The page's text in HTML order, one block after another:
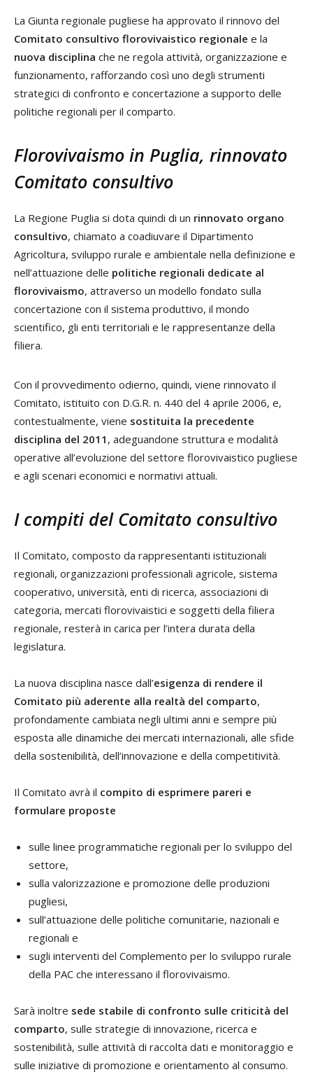
La Giunta regionale pugliese ha approvato il rinnovo del
Comitato consultivo florovivaistico regionale e la
nuova disciplina che ne regola attività, organizzazione e
funzionamento, rafforzando così uno degli strumenti
strategici di confronto e concertazione a supporto delle
politiche regionali per il comparto.
Florovivaismo in Puglia, rinnovato
Comitato consultivo
La Regione Puglia si dota quindi di un rinnovato organo
consultivo, chiamato a coadiuvare il Dipartimento
Agricoltura, sviluppo rurale e ambientale nella definizione e
nell’attuazione delle politiche regionali dedicate al
florovivaismo, attraverso un modello fondato sulla
concertazione con il sistema produttivo, il mondo
scientifico, gli enti territoriali e le rappresentanze della
filiera.
Con il provvedimento odierno, quindi, viene rinnovato il
Comitato, istituito con D.G.R. n. 440 del 4 aprile 2006, e,
contestualmente, viene sostituita la precedente
disciplina del 2011 , adeguandone struttura e modalità
operative all’evoluzione del settore florovivaistico pugliese
e agli scenari economici e normativi attuali.
I compiti del Comitato consultivo
Il Comitato, composto da rappresentanti istituzionali
regionali, organizzazioni professionali agricole, sistema
cooperativo, università, enti di ricerca, associazioni di
categoria, mercati florovivaistici e soggetti della filiera
regionale, resterà in carica per l’intera durata della
legislatura.
La nuova disciplina nasce dall’esigenza di rendere il
Comitato più aderente alla realtà del comparto,
profondamente cambiata negli ultimi anni e sempre più
esposta alle dinamiche dei mercati internazionali, alle sfide
della sostenibilità, dell’innovazione e della competitività.
Il Comitato avrà il compito di esprimere pareri e
formulare proposte
sulle linee programmatiche regionali per lo sviluppo del
settore,
sulla valorizzazione e promozione delle produzioni
pugliesi,
sull’attuazione delle politiche comunitarie, nazionali e
regionali e
sugli interventi del Complemento per lo sviluppo rurale
della PAC che interessano il florovivaismo.
Sarà inoltre sede stabile di confronto sulle criticità del
comparto, sulle strategie di innovazione, ricerca e
sostenibilità, sulle attività di raccolta dati e monitoraggio e
sulle iniziative di promozione e orientamento al consumo.